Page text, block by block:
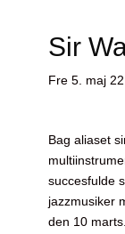
Sir
Fre 5. maj
Bag aliaset
succesfulde
jazzmusiker
den 10